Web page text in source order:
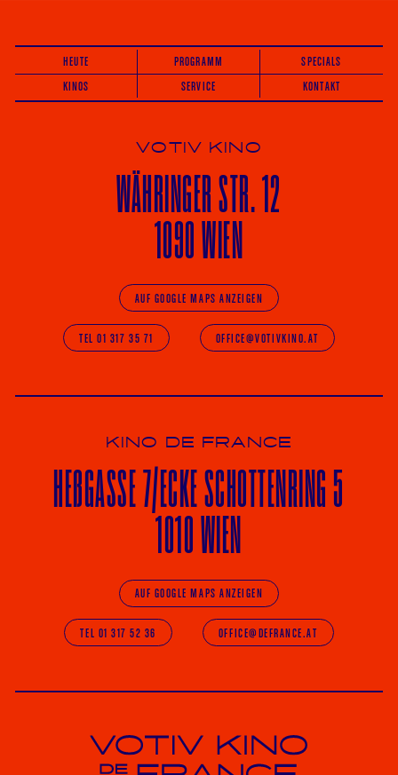
HEUTE PROGRAMM
SPECIALS
KINOS
SERVICE KONTAKT
VOTIV KINO
WÄHRINGERSTR. 12
1090 WIEN
AUF GOOGLE MAPS ANZEIGEN
TEL 01 317 35 71 OFFICE@VOTIVKINO.AT
KINO DE FRANCE
HEßGASSE 7/ECKESCHOTTENRING 5
1010 WIEN
AUF GOOGLE MAPS ANZEIGEN
TEL 01 317 52 36 OFFICE@DEFRANCE.AT
Votiv Kino und Kino De France in Wien